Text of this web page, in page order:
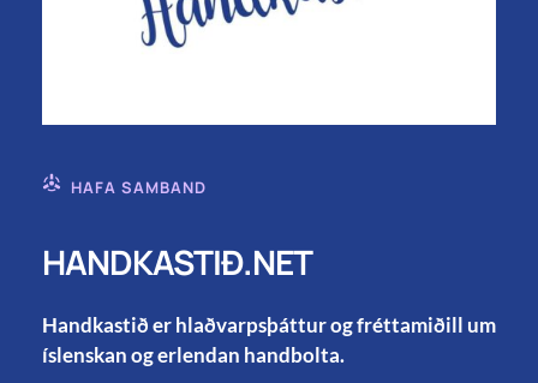
HAFA SAMBAND
HANDKASTIÐ.NET
Handkastið er hlaðvarpsþáttur og fréttamiðill um
íslenskan og erlendan handbolta.